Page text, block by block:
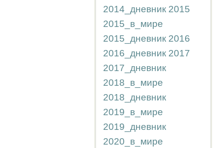
2014_дневник 2015
2015_в_мире
2015_дневник 2016
2016_дневник 2017
2017_дневник
2018_в_мире
2018_дневник
2019_в_мире
2019_дневник
2020_в_мире